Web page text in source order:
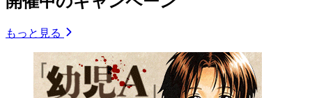
もっと見る